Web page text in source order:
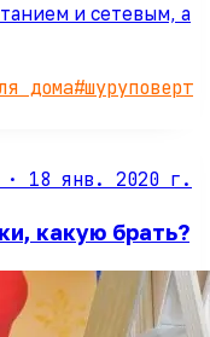
и сетевым, а
дома#шуруповерт
· 18 янв. 2020 г.
какую брать?